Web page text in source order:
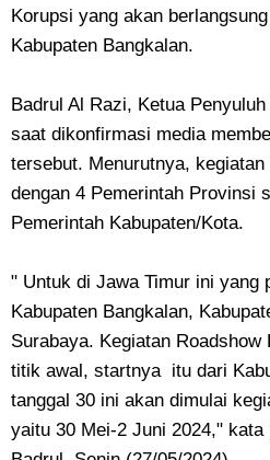
Korupsi yang akan
Kabupaten Bangkalan.
Badrul Al Razi, Ketua
saat dikonfirmasi media
tersebut. Menurutnya,
dengan 4 Pemerintah Provinsi
Pemerintah Kabupaten/Kota.
" Untuk di Jawa Timur ini yang
Kabupaten Bangkalan,
Surabaya. Kegiatan Roadshow
titik awal, startnya itu dari
tanggal 30 ini akan dimulai
yaitu 30 Mei-2 Juni 2024,"